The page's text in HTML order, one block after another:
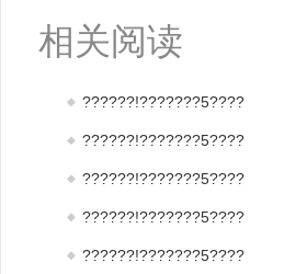
相关阅读
??????!???????5????
??????!???????5????
??????!???????5????
??????!???????5????
??????!???????5????